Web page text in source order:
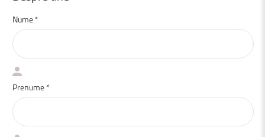
Nume *
Prenume *